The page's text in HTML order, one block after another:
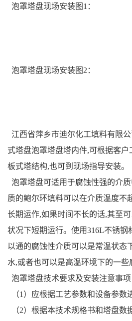
泡罩塔盘现场安装图1：
泡罩塔盘现场安装图2：
江西省萍乡市迪尔化工填料有限
式塔盘泡罩塔盘塔内件,可根据客户
板式塔结构,也可到现场指导安装。
泡罩塔盘可适用于腐蚀性强的介
质的鲍尔环填料可以在介质温度不
长期运作,如果时间不长的话,其至
状况下短期运行。使用316L不锈钢
以通的腐蚀性介质可以是常温状态
水,或者也可以是高温环境下的一些
泡罩塔盘技术要求及安装注意事项
（1）应根据工艺参数和设备参数
（2）根据本技术规格书和塔盘数